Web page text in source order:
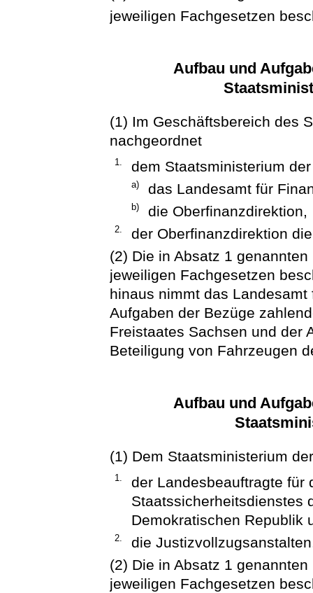
jeweiligen Fachgesetzen
Aufbau und
(1) Im Geschäftsbereich des
nachgeordnet
1. dem Staatsministerium
a) das Landesamt für
b) die Oberfinanzdirektion,
2.
der Oberfinanzdirektion
(2) Die in Absatz 1
jeweiligen Fachgesetzen
hinaus nimmt das
Aufgaben der Bezüge
Freistaates Sachsen und der
Beteiligung von Fahrzeugen
Aufbau und
(1) Dem Staatsministerium
1.
der Landesbeauftragte für
Staatssicherheitsdienstes
Demokratischen Republik
2.
die
(2) Die in Absatz 1
jeweiligen Fachgesetzen